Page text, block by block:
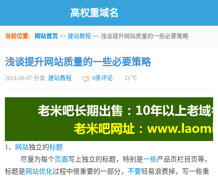
高权重域名
当前位置: 网站首页 >> 建站教程 >> 浅谈提升网站质量的一些必要策略
浅谈提升网站质量的一些必要策略
2014-09-07 分类: 建站教程 0条评论 33 ℃
1、 网站独立的标题
尽量为每个页面写上独立的标题，特别是一些产品页栏目页等，
标题是网站优化过程中很重要的一部分， 不要轻易浪费掉，写一些重